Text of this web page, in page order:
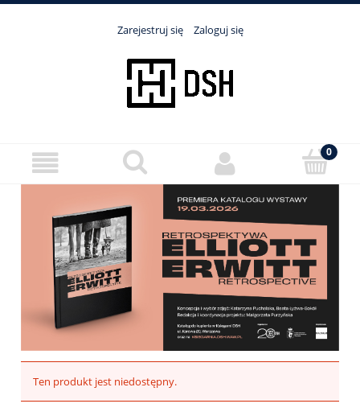
Zarejestruj się Zaloguj się
Ten produkt jest niedostępny.